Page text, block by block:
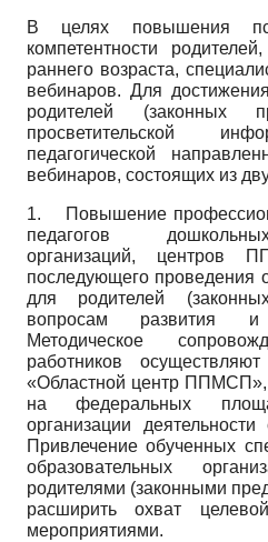
В целях повышения
компетентности
раннего возраста,
вебинаров. Для
родителей (законных
просветительской
педагогической
вебинаров, состоящих из
1.
Повышение
педагогов
организаций, центров
последующего проведения
для родителей
вопросам развития и
Методическое
работников
«Областной центр
на федеральных
организации
Привлечение обученных
образовательных
родителями (законными
расширить охват
мероприятиями.